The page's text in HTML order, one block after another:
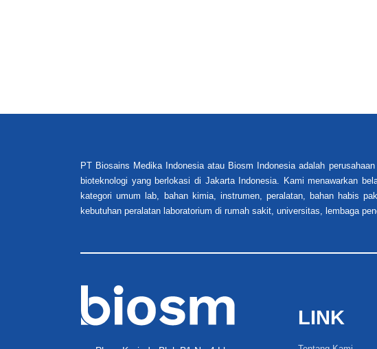
PT Biosains Medika Indonesia atau Biosm Indonesia adalah
bioteknologi yang berlokasi di Jakarta Indonesia. Kami menawarkan
kategori umum lab, bahan kimia, instrumen, peralatan, bahan habis
kebutuhan peralatan laboratorium di rumah sakit, universitas, lembaga
LINK